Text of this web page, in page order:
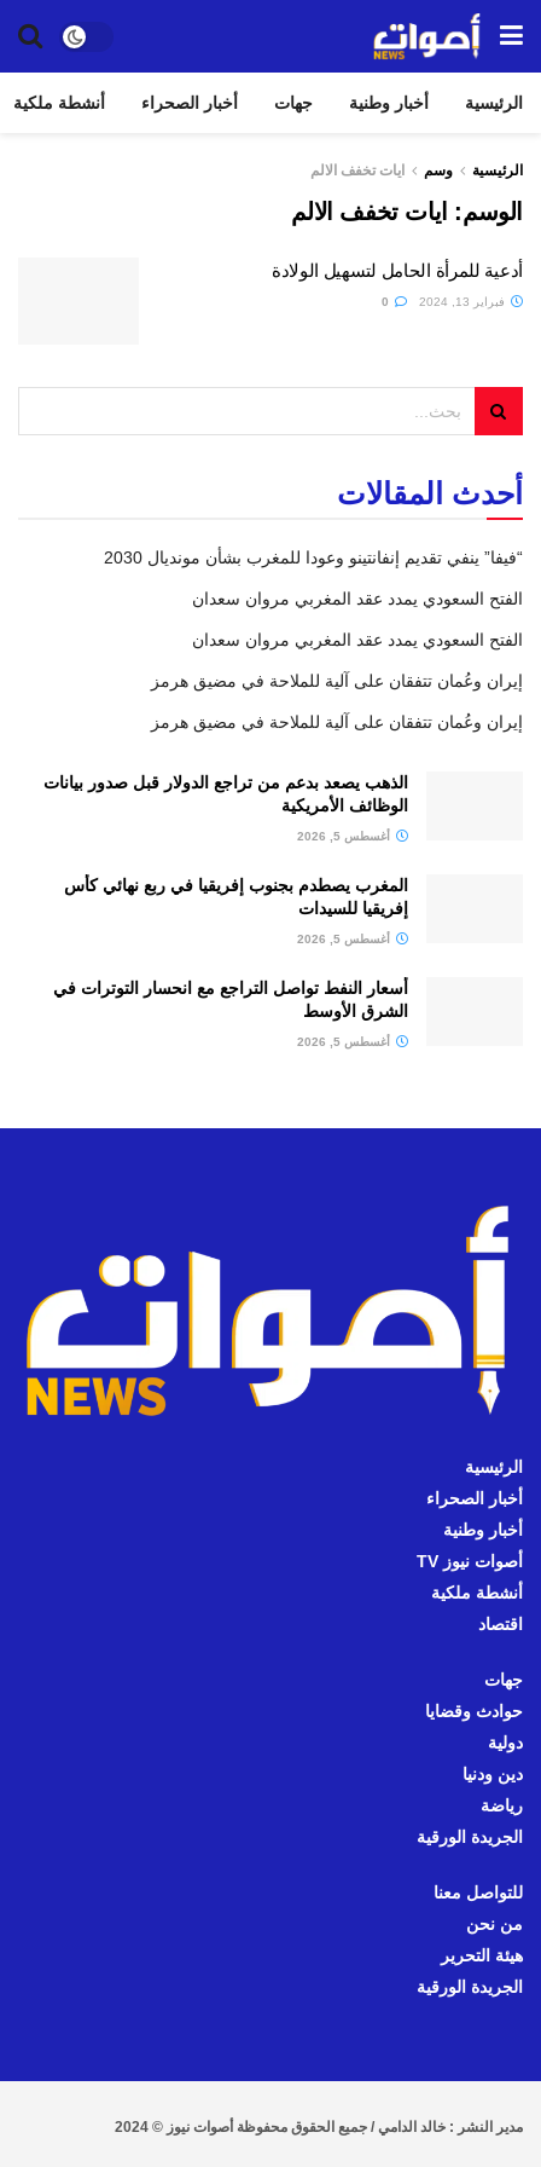
الرئيسية أخبار وطنية جهات أخبار الصحراء أنشطة ملكية
الرئيسية وسم ايات تخفف الالم
الوسم: ايات تخفف الالم
أدعية للمرأة الحامل لتسهيل الولادة
فبراير 13, 2024
أحدث المقالات
“فيفا” ينفي تقديم إنفانتينو وعودا للمغرب بشأن مونديال 2030
الفتح السعودي يمدد عقد المغربي مروان سعدان
الفتح السعودي يمدد عقد المغربي مروان سعدان
إيران وعُمان تتفقان على آلية للملاحة في مضيق هرمز
إيران وعُمان تتفقان على آلية للملاحة في مضيق هرمز
الذهب يصعد بدعم من تراجع الدولار قبل صدور بيانات
الوظائف الأمريكية
أغسطس 5, 2026
المغرب يصطدم بجنوب إفريقيا في ربع نهائي كأس
إفريقيا للسيدات
أغسطس 5, 2026
أسعار النفط تواصل التراجع مع انحسار التوترات في
الشرق الأوسط
أغسطس 5, 2026
الرئيسية
أخبار الصحراء
أخبار وطنية
أصوات نيوز TV
أنشطة ملكية
اقتصاد
جهات
حوادث وقضايا
دولية
دين ودنيا
رياضة
الجريدة الورقية
للتواصل معنا
من نحن
هيئة التحرير
الجريدة الورقية
مدير النشر : خالد الدامي / جميع الحقوق محفوظة أصوات نيوز © 2024